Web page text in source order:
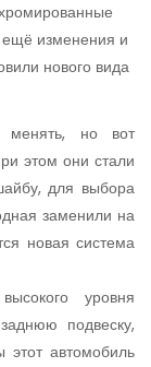
изменения и
нового вида
менять, но вот
этом они стали
для выбора
заменили на
новая система
уровня
подвеску,
этот автомобиль